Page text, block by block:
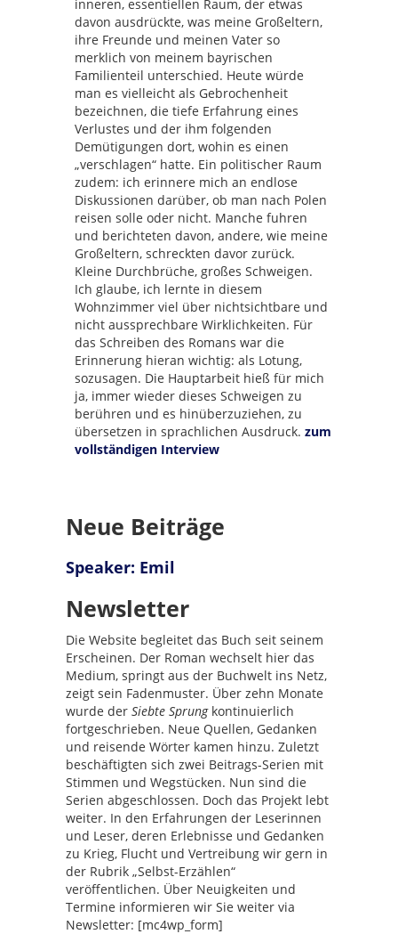
inneren, essentiellen Raum, der etwas
davon ausdrückte, was meine Großeltern,
ihre Freunde und meinen Vater so
merklich von meinem bayrischen
Familienteil unterschied. Heute würde
man es vielleicht als Gebrochenheit
bezeichnen, die tiefe Erfahrung eines
Verlustes und der ihm folgenden
Demütigungen dort, wohin es einen
„verschlagen“ hatte. Ein politischer Raum
zudem: ich erinnere mich an endlose
Diskussionen darüber, ob man nach Polen
reisen solle oder nicht. Manche fuhren
und berichteten davon, andere, wie meine
Großeltern, schreckten davor zurück.
Kleine Durchbrüche, großes Schweigen.
Ich glaube, ich lernte in diesem
Wohnzimmer viel über nichtsichtbare und
nicht aussprechbare Wirklichkeiten. Für
das Schreiben des Romans war die
Erinnerung hieran wichtig: als Lotung,
sozusagen. Die Hauptarbeit hieß für mich
ja, immer wieder dieses Schweigen zu
berühren und es hinüberzuziehen, zu
übersetzen in sprachlichen Ausdruck. zum
vollständigen Interview
Neue Beiträge
Speaker: Emil
Newsletter
Die Website begleitet das Buch seit seinem
Erscheinen. Der Roman wechselt hier das
Medium, springt aus der Buchwelt ins Netz,
zeigt sein Fadenmuster. Über zehn Monate
wurde der Siebte Sprungkontinuierlich
fortgeschrieben. Neue Quellen, Gedanken
und reisende Wörter kamen hinzu. Zuletzt
beschäftigten sich zwei Beitrags-Serien mit
Stimmen und Wegstücken. Nun sind die
Serien abgeschlossen. Doch das Projekt lebt
weiter. In den Erfahrungen der Leserinnen
und Leser, deren Erlebnisse und Gedanken
zu Krieg, Flucht und Vertreibung wir gern in
der Rubrik „Selbst-Erzählen“
veröffentlichen. Über Neuigkeiten und
Termine informieren wir Sie weiter via
Newsletter: [mc4wp_form]